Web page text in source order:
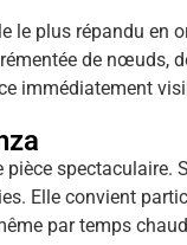
le plus répandu en
de nœuds,
immédiatement
spectaculaire.
Elle convient
par temps